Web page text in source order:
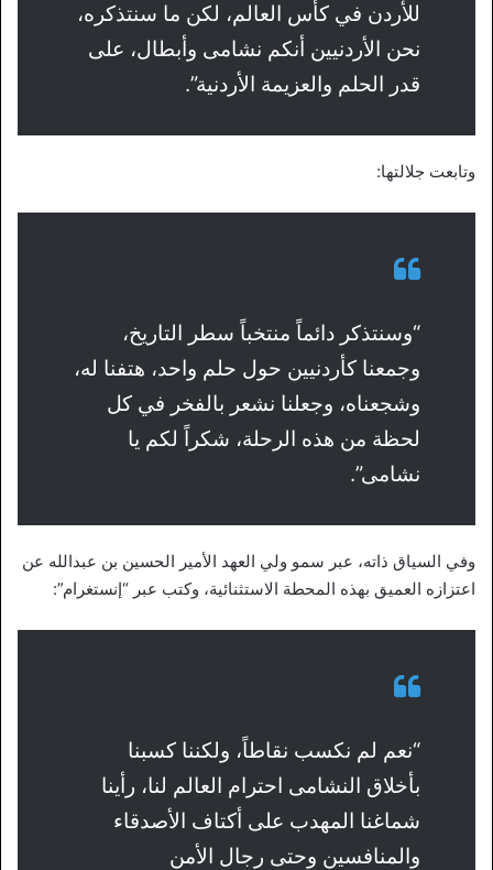
للأردن في كأس العالم، لكن ما سنتذكره،
نحن الأردنيين أنكم نشامى وأبطال، على
قدر الحلم والعزيمة الأردنية”.
وتابعت جلالتها:
“وسنتذكر دائماً منتخباً سطر التاريخ،
وجمعنا كأردنيين حول حلم واحد، هتفنا له،
وشجعناه، وجعلنا نشعر بالفخر في كل
لحظة من هذه الرحلة، شكراً لكم يا
نشامى”.
وفي السياق ذاته، عبر سمو ولي العهد الأمير الحسين بن عبدالله عن
اعتزازه العميق بهذه المحطة الاستثنائية، وكتب عبر “إنستغرام”:
“نعم لم نكسب نقاطاً، ولكننا كسبنا
بأخلاق النشامى احترام العالم لنا، رأينا
شماغنا المهدب على أكتاف الأصدقاء
والمنافسين وحتى رجال الأمن